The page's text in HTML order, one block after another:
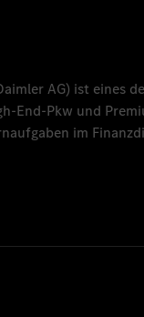
AG) ist eines
End-Pkw und
im